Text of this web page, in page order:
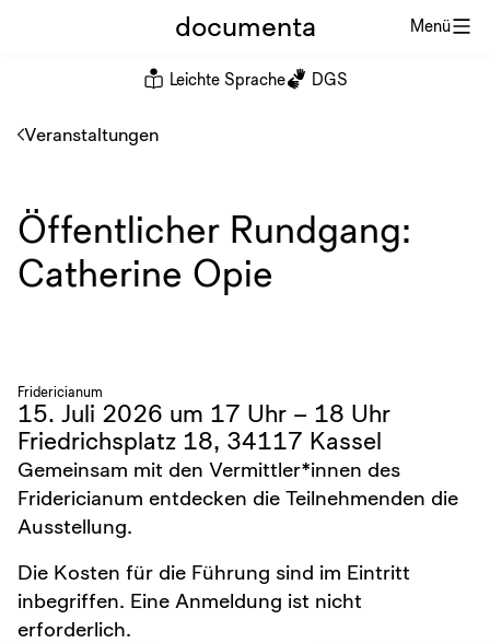
Menü
documenta
Leichte Sprache DGS
Veranstaltungen
Öffentlicher Rundgang:
Catherine Opie
Fridericianum
15. Juli 2026 um 17 Uhr – 18 Uhr
Friedrichsplatz 18, 34117 Kassel
Gemeinsam mit den Vermittler*innen des
Fridericianum entdecken die Teilnehmenden die
Ausstellung.
Die Kosten für die Führung sind im Eintritt
inbegriffen. Eine Anmeldung ist nicht
erforderlich.